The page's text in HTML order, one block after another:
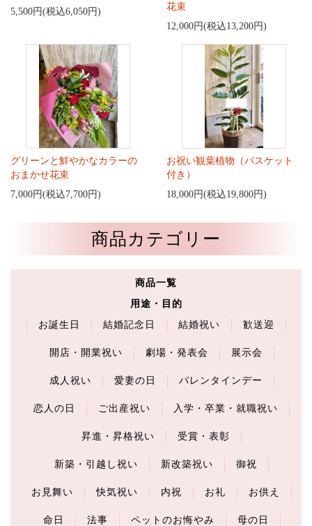
5,500円(税込6,050円)
花束
12,000円(税込13,200円)
グリーンと鮮やかなカラーの
おまかせ花束
7,000円(税込7,700円)
お祝い観葉植物（バスケット
付き）
18,000円(税込19,800円)
商品カテゴリー
商品一覧
用途・目的
お誕生日
結婚記念日 結婚祝い 歓送迎
開店・開業祝い 劇場・発表会 展示会
成人祝い 愛妻の日 バレンタインデー
恋人の日 ご出産祝い 入学・卒業・就職祝い
昇進・昇格祝い 受賞・表彰
新築・引越し祝い 新改築祝い 御祝
お見舞い 快気祝い 内祝 お礼 お供え
命日 法事 ペットのお悔やみ 母の日